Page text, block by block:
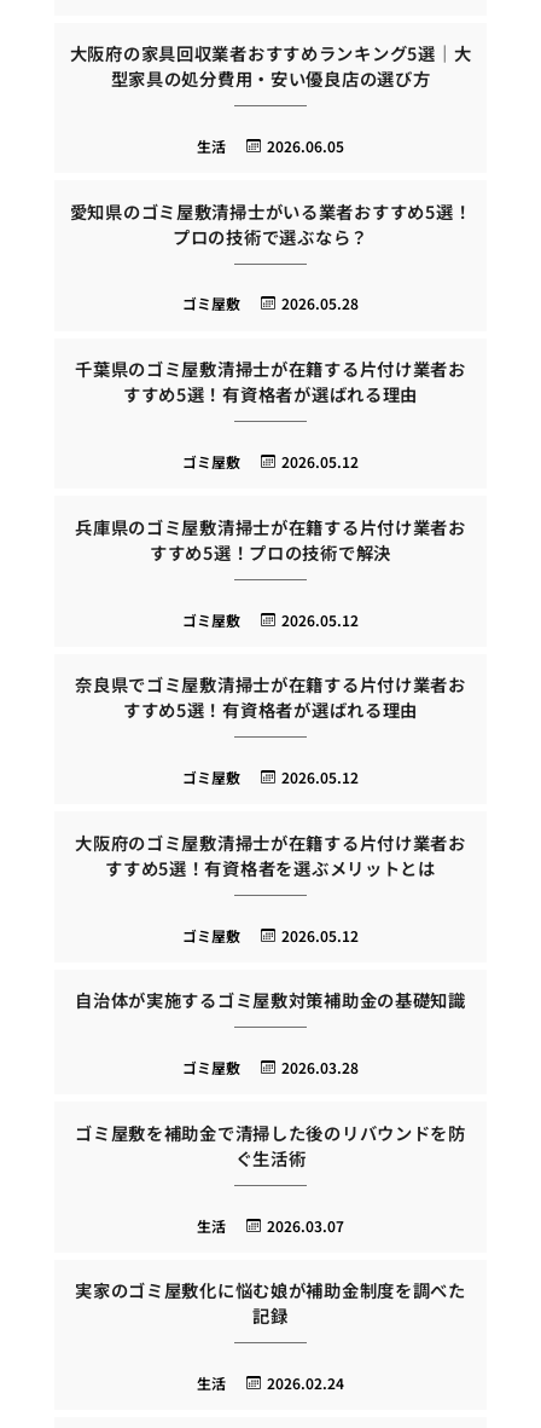
大阪府の家具回収業者おすすめランキング5選｜大
型家具の処分費用・安い優良店の選び方
2026.06.05
生活
愛知県のゴミ屋敷清掃士がいる業者おすすめ5選！
プロの技術で選ぶなら？
2026.05.28
ゴミ屋敷
千葉県のゴミ屋敷清掃士が在籍する片付け業者お
すすめ5選！有資格者が選ばれる理由
2026.05.12
ゴミ屋敷
兵庫県のゴミ屋敷清掃士が在籍する片付け業者お
すすめ5選！プロの技術で解決
2026.05.12
ゴミ屋敷
奈良県でゴミ屋敷清掃士が在籍する片付け業者お
すすめ5選！有資格者が選ばれる理由
2026.05.12
ゴミ屋敷
大阪府のゴミ屋敷清掃士が在籍する片付け業者お
すすめ5選！有資格者を選ぶメリットとは
2026.05.12
ゴミ屋敷
自治体が実施するゴミ屋敷対策補助金の基礎知識
2026.03.28
ゴミ屋敷
ゴミ屋敷を補助金で清掃した後のリバウンドを防
ぐ生活術
2026.03.07
生活
実家のゴミ屋敷化に悩む娘が補助金制度を調べた
記録
2026.02.24
生活